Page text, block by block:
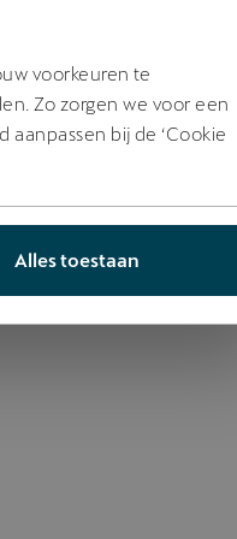
voorkeuren te
Zo zorgen we voor een
bij de ‘Cookie
Alles toestaan